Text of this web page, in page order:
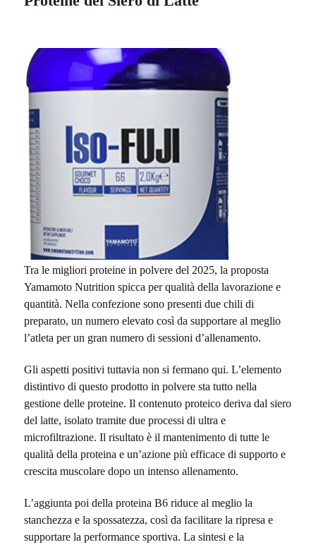
Tra le migliori proteine in polvere del 2025, la proposta
Yamamoto Nutrition spicca per qualità della lavorazione e
quantità. Nella confezione sono presenti due chili di
preparato, un numero elevato così da supportare al meglio
l’atleta per un gran numero di sessioni d’allenamento.
Gli aspetti positivi tuttavia non si fermano qui. L’elemento
distintivo di questo prodotto in polvere sta tutto nella
gestione delle proteine. Il contenuto proteico deriva dal siero
del latte, isolato tramite due processi di ultra e
microfiltrazione. Il risultato è il mantenimento di tutte le
qualità della proteina e un’azione più efficace di supporto e
crescita muscolare dopo un intenso allenamento.
L’aggiunta poi della proteina B6 riduce al meglio la
stanchezza e la spossatezza, così da facilitare la ripresa e
supportare la performance sportiva. La sintesi e la